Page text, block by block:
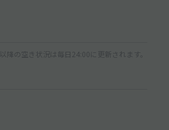
以降の空き状況は毎日24:00に更新されます。